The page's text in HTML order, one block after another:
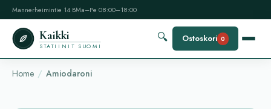
Mannerheimintie 14 BMa–Pe 08:00–18:00
Kaikki
STATIINIT SUOMI
🔍 Ostoskori 0
Home Amiodaroni